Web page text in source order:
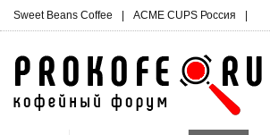
Sweet Beans Coffee | ACME CUPS Россия |